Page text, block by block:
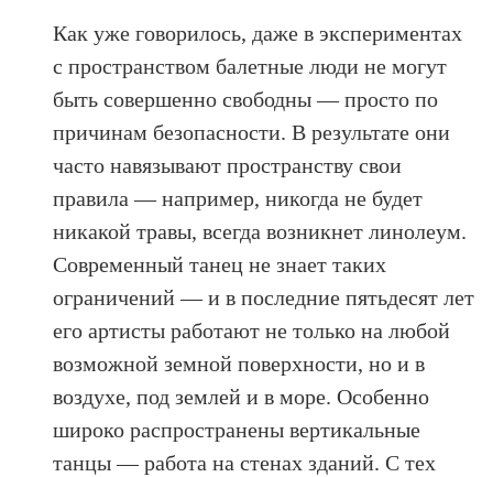
Как уже говорилось, даже в экспериментах
с пространством балетные люди не могут
быть совершенно свободны — просто по
причинам безопасности. В результате они
часто навязывают пространству свои
правила — например, никогда не будет
никакой травы, всегда возникнет линолеум.
Современный танец не знает таких
ограничений — и в последние пятьдесят лет
его артисты работают не только на любой
возможной земной поверхности, но и в
воздухе, под землей и в море. Особенно
широко распространены вертикальные
танцы — работа на стенах зданий. С тех